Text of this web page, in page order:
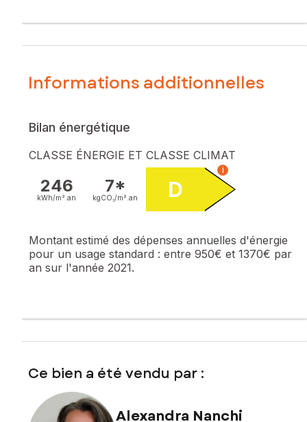
Informations additionnelles
Bilan énergétique
CLASSE ÉNERGIE ET CLASSE CLIMAT
246
kWh/m². an
7*
kgCO₂/m². an D
i
Montant estimé des dépenses annuelles d'énergie
pour un usage standard : entre 950€ et 1370€ par
an sur l'année 2021.
Ce bien a été vendu par :
Alexandra Nanchi